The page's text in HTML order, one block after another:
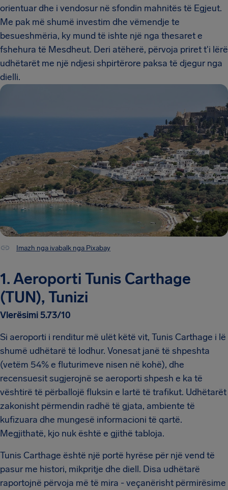
orientuar dhe i vendosur në sfondin mahnitës të Egjeut.
Me pak më shumë investim dhe vëmendje te
besueshmëria, ky mund të ishte një nga thesaret e
fshehura të Mesdheut. Deri atëherë, përvoja priret t'i lërë
udhëtarët me një ndjesi shpirtërore paksa të djegur nga
dielli.
Imazh nga ivabalk nga Pixabay
1. Aeroporti Tunis Carthage
(TUN), Tunizi
Vlerësimi 5.73/10
Si aeroporti i renditur më ulët këtë vit, Tunis Carthage i lë
shumë udhëtarë të lodhur. Vonesat janë të shpeshta
(vetëm 54% e fluturimeve nisen në kohë), dhe
recensuesit sugjerojnë se aeroporti shpesh e ka të
vështirë të përballojë fluksin e lartë të trafikut. Udhëtarët
zakonisht përmendin radhë të gjata, ambiente të
kufizuara dhe mungesë informacioni të qartë.
Megjithatë, kjo nuk është e gjithë tabloja.
Tunis Carthage është një portë hyrëse për një vend të
pasur me histori, mikpritje dhe diell. Disa udhëtarë
raportojnë përvoja më të mira - veçanërisht përmirësime